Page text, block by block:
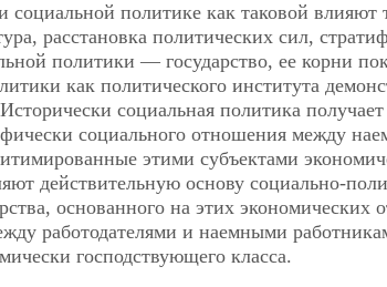
политике как таковой влияют
расстановка политических сил,
политики — государство, ее корни
как политического института
социальная политика
социального отношения между
этими субъектами
действительную основу социально-
основанного на этих экономических
работодателями и наемными
господствующего класса.